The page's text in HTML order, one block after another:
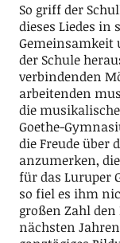
So griff der
dieses Liedes in
Gemeinsamkeit
der Schule
verbindenden
arbeitenden
die
Goethe-
die Freude über
anzumerken,
für das Luruper
so fiel es ihm
großen Zahl
nächsten